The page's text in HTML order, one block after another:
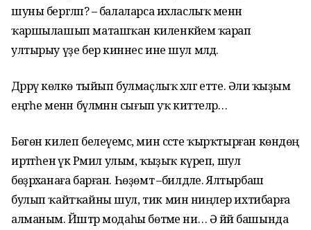
шуны бергәләп? – балаларса ихласлыҡ менән
ҡаршылашып маташҡан киленкәйемә ҡарап
ултырыу үҙе бер кинәнес ине шул мәлдә.
Дәррәү көлкө тыйып булмаҫлыҡ хәлгә етте. Әлиә ҡыҙым
еңгәһе менән бүлмәнән сығып уҡ киттеләр…
Бөгөн килеп белеүемсә, мин сәсте ҡырҡтырған көндөң
иртәгәһенә үк Рәмил улым, ҡыҙыҡ күреп, шул
бөҙрәханаға барған. Һөҙөмтә –билдәле. Ялтырбаш
булып ҡайтҡайны шул, тик мин ниңәлер ихтибарға
алманым. Йәштәр модаһы бөтәме ни… Ә йәй башында